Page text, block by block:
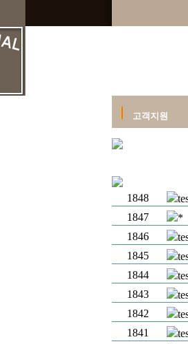
고객지원
1848
1847
*
1846
1845
1844
1843
1842
1841